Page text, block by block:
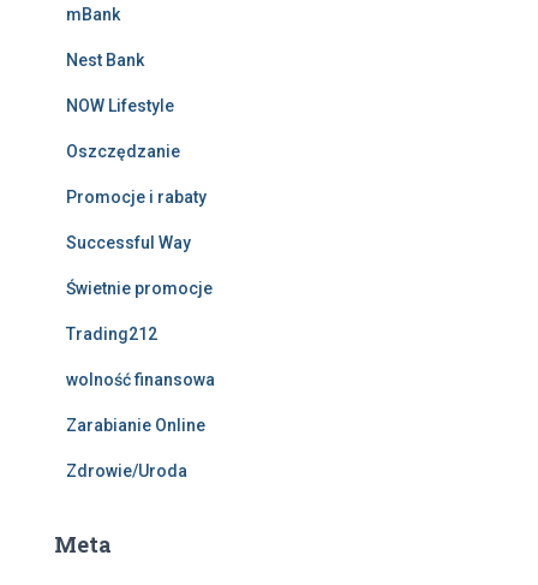
mBank
Nest Bank
NOW Lifestyle
Oszczędzanie
Promocje i rabaty
Successful Way
Świetnie promocje
Trading212
wolność finansowa
Zarabianie Online
Zdrowie/Uroda
Meta